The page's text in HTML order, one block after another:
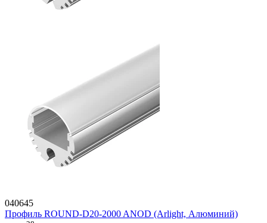
040645
Профиль ROUND-D20-2000 ANOD (Arlight, Алюминий)